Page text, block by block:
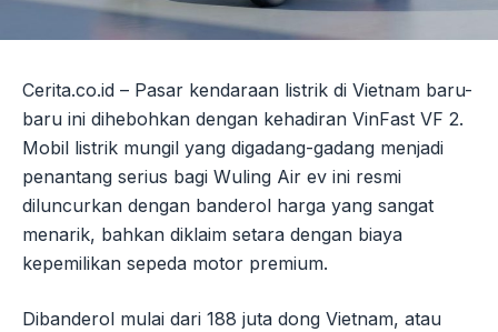
Cerita.co.id – Pasar kendaraan listrik di Vietnam baru-
baru ini dihebohkan dengan kehadiran VinFast VF 2.
Mobil listrik mungil yang digadang-gadang menjadi
penantang serius bagi Wuling Air ev ini resmi
diluncurkan dengan banderol harga yang sangat
menarik, bahkan diklaim setara dengan biaya
kepemilikan sepeda motor premium.
Dibanderol mulai dari 188 juta dong Vietnam, atau